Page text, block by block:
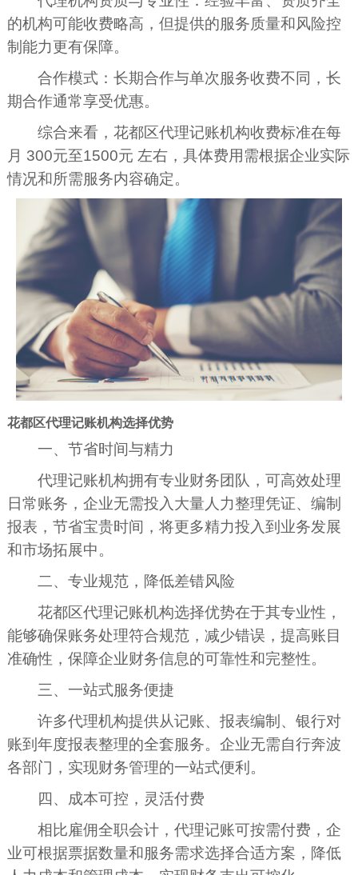
的机构可能收费略高，但提供的服务质量和风险控
制能力更有保障。
合作模式：长期合作与单次服务收费不同，长
期合作通常享受优惠。
综合来看，花都区代理记账机构收费标准在每
月 300元至1500元 左右，具体费用需根据企业实际
情况和所需服务内容确定。
花都区代理记账机构选择优势
一、节省时间与精力
代理记账机构拥有专业财务团队，可高效处理
日常账务，企业无需投入大量人力整理凭证、编制
报表，节省宝贵时间，将更多精力投入到业务发展
和市场拓展中。
二、专业规范，降低差错风险
花都区代理记账机构选择优势在于其专业性，
能够确保账务处理符合规范，减少错误，提高账目
准确性，保障企业财务信息的可靠性和完整性。
三、一站式服务便捷
许多代理机构提供从记账、报表编制、银行对
账到年度报表整理的全套服务。企业无需自行奔波
各部门，实现财务管理的一站式便利。
四、成本可控，灵活付费
相比雇佣全职会计，代理记账可按需付费，企
业可根据票据数量和服务需求选择合适方案，降低